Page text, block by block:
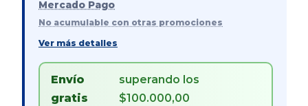
Mercado Pago
No acumulable con otras promociones
Ver más detalles
Envío
gratis
superando los
$100.000,00